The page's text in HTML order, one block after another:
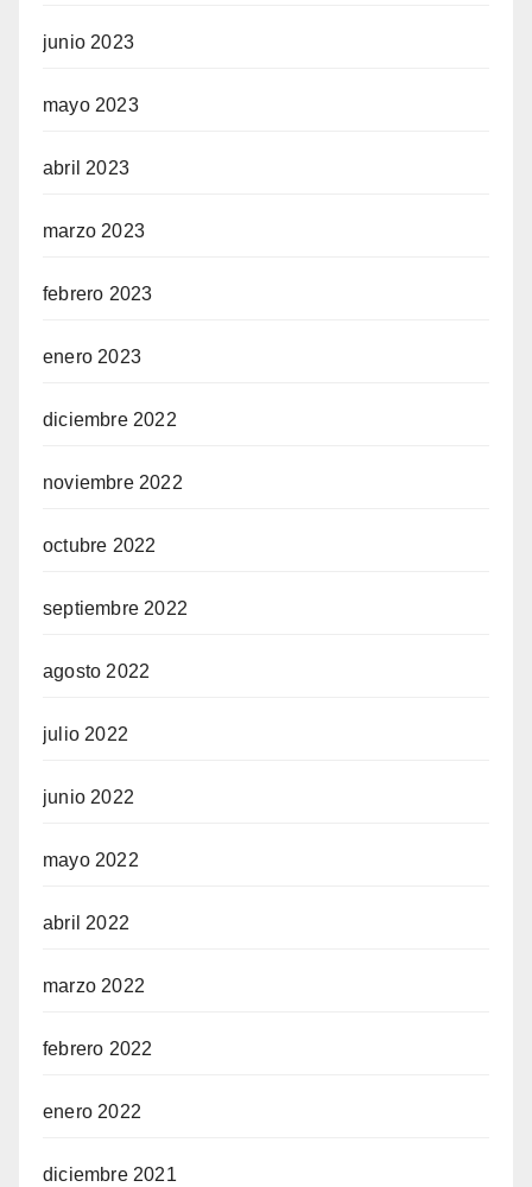
junio 2023
mayo 2023
abril 2023
marzo 2023
febrero 2023
enero 2023
diciembre 2022
noviembre 2022
octubre 2022
septiembre 2022
agosto 2022
julio 2022
junio 2022
mayo 2022
abril 2022
marzo 2022
febrero 2022
enero 2022
diciembre 2021